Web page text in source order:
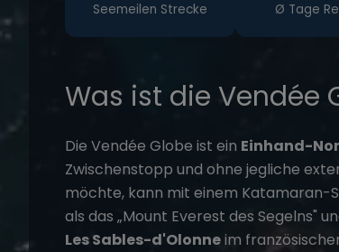
Seemeilen Strecke Ø Tage
Was ist die Vendée
Die Vendée Globe ist ein Einhand-
Zwischenstopp und ohne jegliche
möchte, kann mit einem Katamaran-
als das „Mount Everest des Segelns"
Les Sables-d'Olonneim